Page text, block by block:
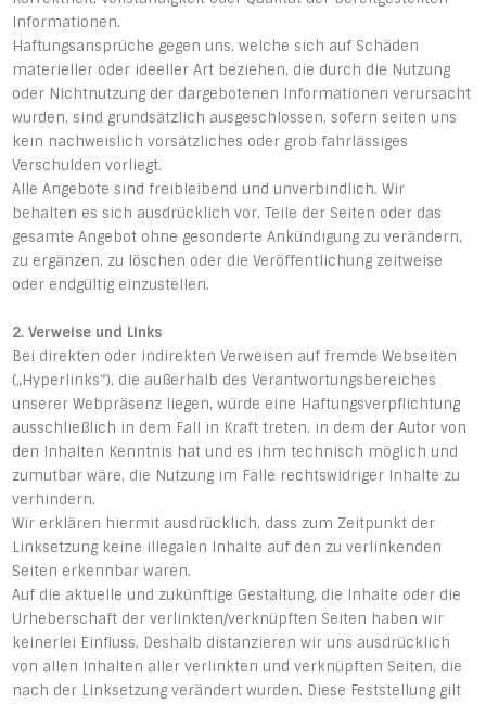
Informationen.
Haftungsansprüche gegen uns, welche sich auf Schäden
materieller oder ideeller Art beziehen, die durch die Nutzung
oder Nichtnutzung der dargebotenen Informationen verursacht
wurden, sind grundsätzlich ausgeschlossen, sofern seiten uns
kein nachweislich vorsätzliches oder grob fahrlässiges
Verschulden vorliegt.
Alle Angebote sind freibleibend und unverbindlich. Wir
behalten es sich ausdrücklich vor, Teile der Seiten oder das
gesamte Angebot ohne gesonderte Ankündigung zu verändern,
zu ergänzen, zu löschen oder die Veröffentlichung zeitweise
oder endgültig einzustellen.
2. Verweise und Links
Bei direkten oder indirekten Verweisen auf fremde Webseiten
(„Hyperlinks“), die außerhalb des Verantwortungsbereiches
unserer Webpräsenz liegen, würde eine Haftungsverpflichtung
ausschließlich in dem Fall in Kraft treten, in dem der Autor von
den Inhalten Kenntnis hat und es ihm technisch möglich und
zumutbar wäre, die Nutzung im Falle rechtswidriger Inhalte zu
verhindern.
Wir erklären hiermit ausdrücklich, dass zum Zeitpunkt der
Linksetzung keine illegalen Inhalte auf den zu verlinkenden
Seiten erkennbar waren.
Auf die aktuelle und zukünftige Gestaltung, die Inhalte oder die
Urheberschaft der verlinkten/verknüpften Seiten haben wir
keinerlei Einfluss. Deshalb distanzieren wir uns ausdrücklich
von allen Inhalten aller verlinkten und verknüpften Seiten, die
nach der Linksetzung verändert wurden. Diese Feststellung gilt